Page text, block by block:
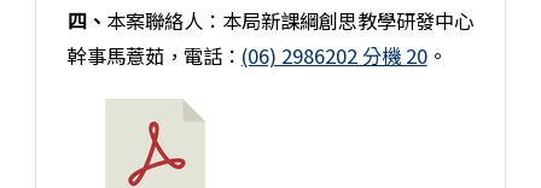
四、 本案聯絡人：本局新課綱創思教學研發中心
幹事馬薏茹，電話： (06) 2986202 分機 20。